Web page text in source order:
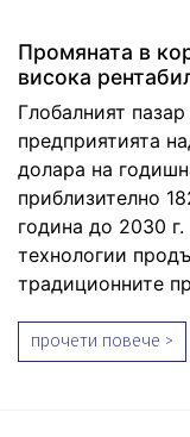
Промяната в
висока
Глобалният
предприятията
долара на
приблизително
година до 2030
технологии
традиционните
прочети повече >